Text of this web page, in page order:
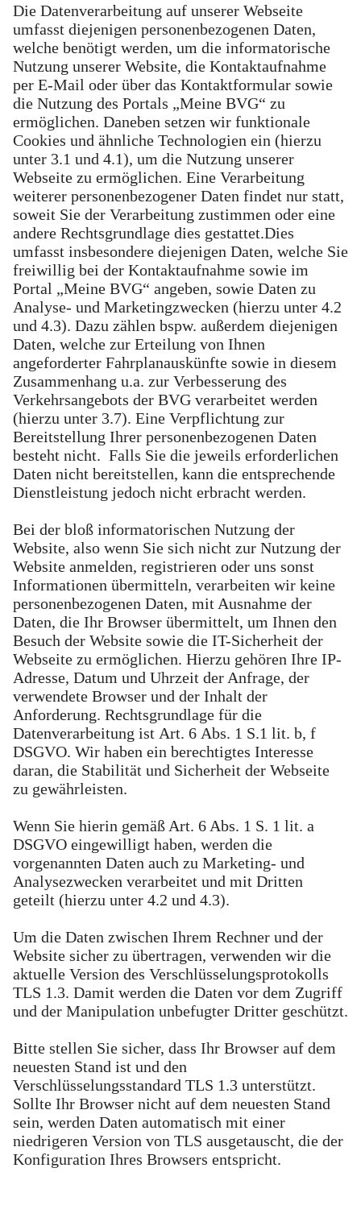
Die Datenverarbeitung auf unserer Webseite
umfasst diejenigen personenbezogenen Daten,
welche benötigt werden, um die informatorische
Nutzung unserer Website, die Kontaktaufnahme
per E-Mail oder über das Kontaktformular sowie
die Nutzung des Portals „Meine BVG“ zu
ermöglichen. Daneben setzen wir funktionale
Cookies und ähnliche Technologien ein (hierzu
unter 3.1 und 4.1), um die Nutzung unserer
Webseite zu ermöglichen. Eine Verarbeitung
weiterer personenbezogener Daten findet nur statt,
soweit Sie der Verarbeitung zustimmen oder eine
andere Rechtsgrundlage dies gestattet.Dies
umfasst insbesondere diejenigen Daten, welche Sie
freiwillig bei der Kontaktaufnahme sowie im
Portal „Meine BVG“ angeben, sowie Daten zu
Analyse- und Marketingzwecken (hierzu unter 4.2
und 4.3). Dazu zählen bspw. außerdem diejenigen
Daten, welche zur Erteilung von Ihnen
angeforderter Fahrplanauskünfte sowie in diesem
Zusammenhang u.a. zur Verbesserung des
Verkehrsangebots der BVG verarbeitet werden
(hierzu unter 3.7). Eine Verpflichtung zur
Bereitstellung Ihrer personenbezogenen Daten
besteht nicht. Falls Sie die jeweils erforderlichen
Daten nicht bereitstellen, kann die entsprechende
Dienstleistung jedoch nicht erbracht werden.
Bei der bloß informatorischen Nutzung der
Website, also wenn Sie sich nicht zur Nutzung der
Website anmelden, registrieren oder uns sonst
Informationen übermitteln, verarbeiten wir keine
personenbezogenen Daten, mit Ausnahme der
Daten, die Ihr Browser übermittelt, um Ihnen den
Besuch der Website sowie die IT-Sicherheit der
Webseite zu ermöglichen. Hierzu gehören Ihre IP-
Adresse, Datum und Uhrzeit der Anfrage, der
verwendete Browser und der Inhalt der
Anforderung. Rechtsgrundlage für die
Datenverarbeitung ist Art. 6 Abs. 1 S.1 lit. b, f
DSGVO. Wir haben ein berechtigtes Interesse
daran, die Stabilität und Sicherheit der Webseite
zu gewährleisten.
Wenn Sie hierin gemäß Art. 6 Abs. 1 S. 1 lit. a
DSGVO eingewilligt haben, werden die
vorgenannten Daten auch zu Marketing- und
Analysezwecken verarbeitet und mit Dritten
geteilt (hierzu unter 4.2 und 4.3).
Um die Daten zwischen Ihrem Rechner und der
Website sicher zu übertragen, verwenden wir die
aktuelle Version des Verschlüsselungsprotokolls
TLS 1.3. Damit werden die Daten vor dem Zugriff
und der Manipulation unbefugter Dritter geschützt.
Bitte stellen Sie sicher, dass Ihr Browser auf dem
neuesten Stand ist und den
Verschlüsselungsstandard TLS 1.3 unterstützt.
Sollte Ihr Browser nicht auf dem neuesten Stand
sein, werden Daten automatisch mit einer
niedrigeren Version von TLS ausgetauscht, die der
Konfiguration Ihres Browsers entspricht.